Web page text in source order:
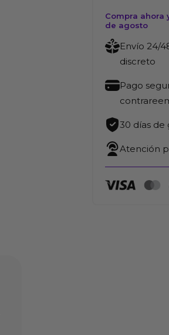
Compra ahora
de agosto
Envío 24/
discreto
Pago
30 días de
Atención